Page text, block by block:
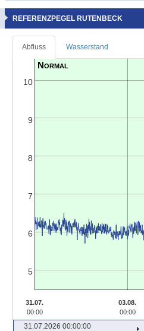
REFERENZPEGEL RUTENBECK
Abfluss Wasserstand
5
6
7
8
9
10
31.07.
00:00
03.08.
00:00
31.07.2026 00:00:00